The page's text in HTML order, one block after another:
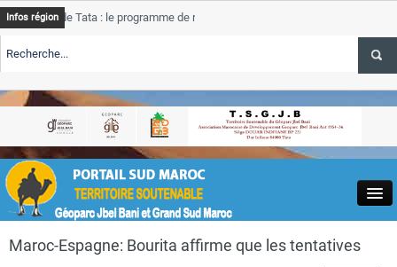
Close
Infos région
Tata : le programme de rehabilitation post-inondations
TSGJB Tourisme : l’ONMT renforce l’aerien a Dakhla et
Tata
service
TSGJB Tourisme au Maroc : Transavia renforce les vols Paris-
Maroc-Espagne: Bourita affirme que les tentatives